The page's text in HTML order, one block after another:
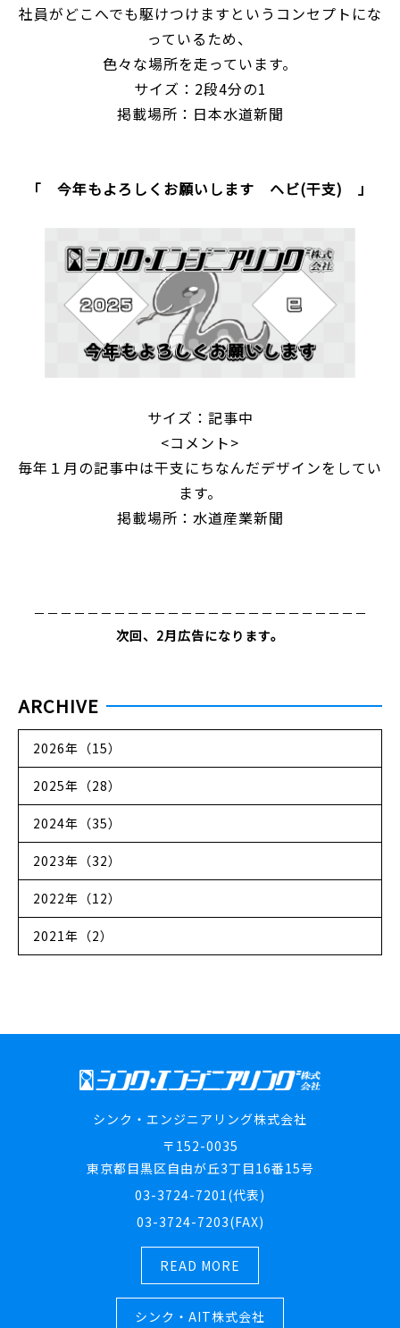
社員がどこへでも駆けつけますというコンセプトにな
っているため、
色々な場所を走っています。
サイズ：2段4分の1
掲載場所：日本水道新聞
「 今年もよろしくお願いします ヘビ(干支) 」
サイズ：記事中
<コメント>
毎年１月の記事中は干支にちなんだデザインをしてい
ます。
掲載場所：水道産業新聞
－－－－－－－－－－－－－－－－－－－－－－－－－
次回、2月広告になります。
ARCHIVE
2026年（15）
2025年（28）
2024年（35）
2023年（32）
2022年（12）
2021年（2）
シンク・エンジニアリング株式会社
〒152-0035
東京都目黒区自由が丘3丁目16番15号
03-3724-7201(代表)
03-3724-7203(FAX)
READ MORE
シンク・AIT株式会社